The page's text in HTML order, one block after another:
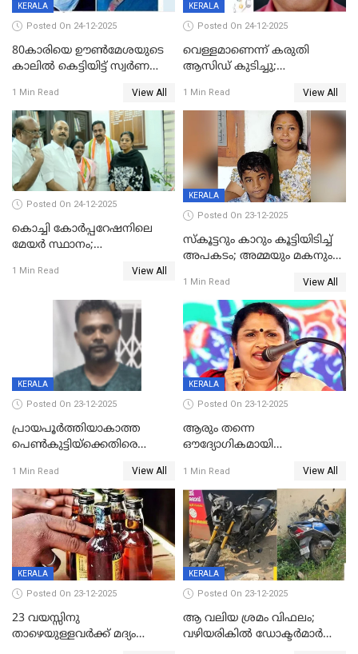
KERALA
Posted On 24-12-2025
80കാരിയെ ഊൺമേശയുടെ
കാലിൽ കെട്ടിയിട്ട് സ്വർണവും
കൊച്ചുമകനും സുഹൃത്തും
അറസ്റ്റിൽ
1 Min Read View All
KERALA
Posted On 24-12-2025
വെള്ളമാണെന്ന് കരുതി
ആസിഡ് കുടിച്ചു;
മരിച്ചു
1 Min Read View All
Posted On 24-12-2025
കൊച്ചി കോര്‍പ്പറേഷനിലെ
മേയര്‍ സ്ഥാനം;
രൂക്ഷം
1 Min Read View All
KERALA
Posted On 23-12-2025
സ്കൂട്ടറും കാറും കൂട്ടിയിടിച്ച്
അപകടം; അമ്മയും മകനും
ഗുരുതരാവസ്ഥയിൽ
1 Min Read View All
KERALA
Posted On 23-12-2025
പ്രായപൂർത്തിയാകാത്ത
പെൺകുട്ടിയ്ക്കെതിരെ
59 വർഷം തടവും 90,൦൦൦ രൂപ
പിഴയും ശിക്ഷ
1 Min Read View All
KERALA
Posted On 23-12-2025
ആരും തന്നെ
ഔദ്യോഗികമായി
കണ്ടെത്താൻ ഇന്ന് കോർ
കമ്മിറ്റി കൂടിയില്ല';
അതൃപ്തിയുമായി ദീപ്തി മേരി
വർഗീസ്
1 Min Read View All
KERALA
Posted On 23-12-2025
23 വയസ്സിനു
താഴെയുള്ളവർക്ക് മദ്യം
KERALA
Posted On 23-12-2025
ആ വലിയ ശ്രമം വിഫലം;
വഴിയരികില്‍ ‌ഡോക്ടര്‍മാര്‍